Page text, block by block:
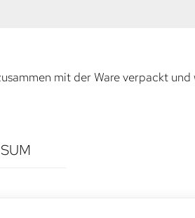
mit der Ware verpackt